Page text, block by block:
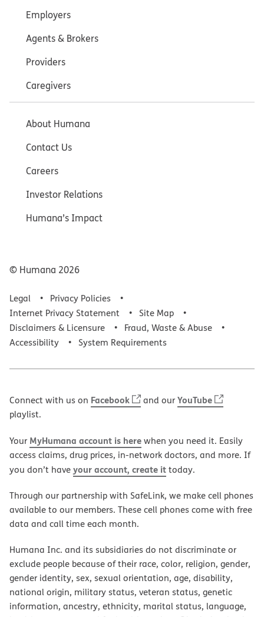
Employers
Agents & Brokers
Providers
Caregivers
About Humana
Contact Us
Careers
Investor Relations
Humana’s Impact
© Humana 2026
Legal
Privacy Policies
Internet Privacy Statement
Site Map
Disclaimers & Licensure
Fraud, Waste & Abuse
Accessibility
System Requirements
Connect with us on Facebook and ourYouTube
playlist.
Your MyHumana account is herewhen you need it. Easily
access claims, drug prices, in-network doctors, and more. If
you don’t haveyour account, create ittoday.
Through our partnership with SafeLink, we make cell phones
available to our members. These cell phones come with free
data and call time each month.
Humana Inc. and its subsidiaries do not discriminate or
exclude people because of their race, color, religion, gender,
gender identity, sex, sexual orientation, age, disability,
national origin, military status, veteran status, genetic
information, ancestry, ethnicity, marital status, language,